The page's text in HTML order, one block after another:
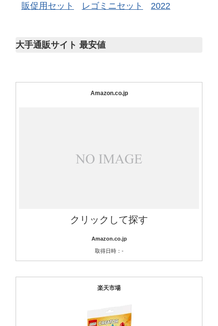
販促用セット
レゴミニセット 2022
大手通販サイト 最安値
Amazon.co.jp
クリックして探す
Amazon.co.jp
取得日時：-
楽天市場